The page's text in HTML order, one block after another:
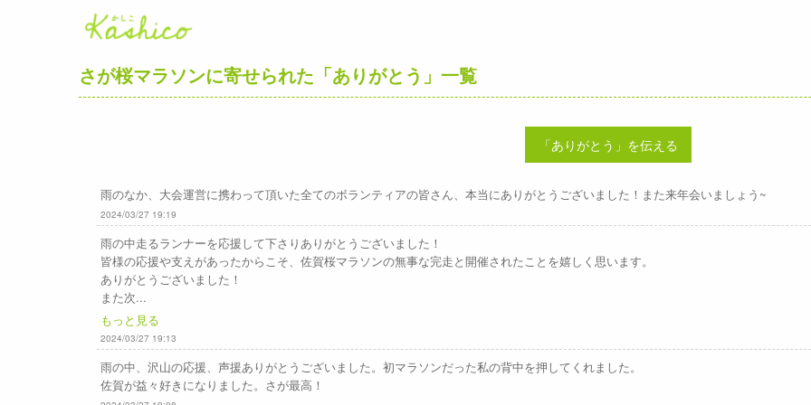
さが桜マラソンに寄せられた「ありがとう」一覧
「ありがとう」を伝える
雨のなか、大会運営に携わって頂いた全てのボランティアの皆さん、本当にありがとうございました！また来年会いましょう~
2024/03/27 19:19
雨の中走るランナーを応援して下さりありがとうございました！
皆様の応援や支えがあったからこそ、佐賀桜マラソンの無事な完走と開催されたことを嬉しく思います。
ありがとうございました！
また次...
もっと見る
2024/03/27 19:13
雨の中、沢山の応援、声援ありがとうございました。初マラソンだった私の背中を押してくれました。
佐賀が益々好きになりました。さが最高！